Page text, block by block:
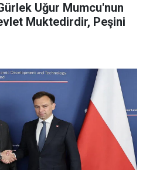
Uğur Mumcu'nun
Muktedirdir, Peşini